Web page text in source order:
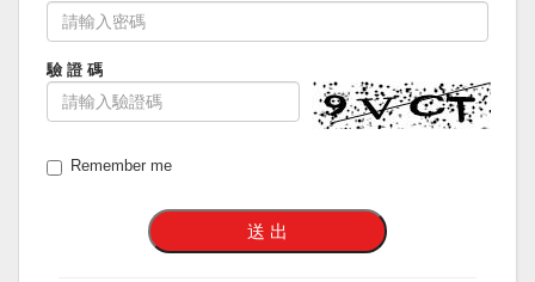
驗 證 碼
Remember me